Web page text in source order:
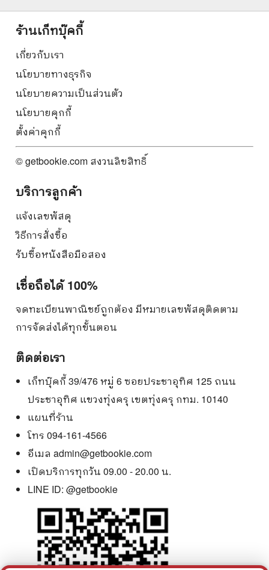
ร้านเก็ทบุ๊คกี้
เกี่ยวกับเรา
นโยบายทางธุรกิจ
นโยบายความเป็นส่วนตัว
นโยบายคุกกี้
ตั้งค่าคุกกี้
© getbookie.com สงวนลิขสิทธิ์
บริการลูกค้า
แจ้งเลขพัสดุ
วิธีการสั่งซื้อ
รับซื้อหนังสือมือสอง
เชื่อถือได้ 100%
จดทะเบียนพาณิชย์ถูกต้อง มีหมายเลขพัสดุติดตาม
การจัดส่งได้ทุกขั้นตอน
ติดต่อเรา
เก็ทบุ๊คกี้ 39/476 หมู่ 6 ซอยประชาอุทิศ 125 ถนน
ประชาอุทิศ แขวงทุ่งครุ เขตทุ่งครุ กทม. 10140
แผนที่ร้าน
โทร 094-161-4566
อีเมล admin@getbookie.com
เปิดบริการทุกวัน 09.00 - 20.00 น.
LINE ID: @getbookie